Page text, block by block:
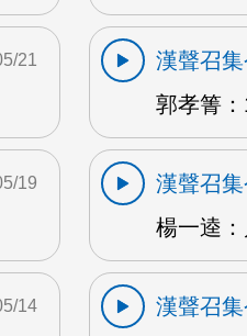
21
漢聲召
郭孝箐
19
漢聲召
楊一逵
14
漢聲召